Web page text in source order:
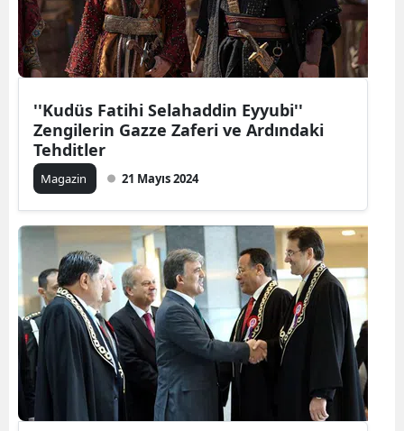
''Kudüs Fatihi Selahaddin Eyyubi''
Zengilerin Gazze Zaferi ve Ardındaki
Tehditler
Magazin 21 Mayıs 2024